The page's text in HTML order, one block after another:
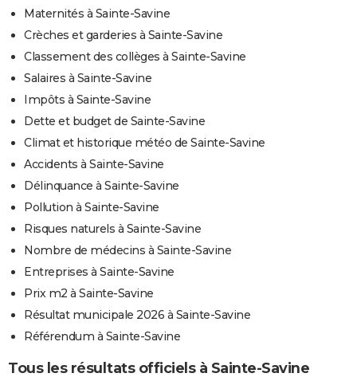
Maternités à Sainte-Savine
Crèches et garderies à Sainte-Savine
Classement des collèges à Sainte-Savine
Salaires à Sainte-Savine
Impôts à Sainte-Savine
Dette et budget de Sainte-Savine
Climat et historique météo de Sainte-Savine
Accidents à Sainte-Savine
Délinquance à Sainte-Savine
Pollution à Sainte-Savine
Risques naturels à Sainte-Savine
Nombre de médecins à Sainte-Savine
Entreprises à Sainte-Savine
Prix m2 à Sainte-Savine
Résultat municipale 2026 à Sainte-Savine
Référendum à Sainte-Savine
Tous les résultats officiels à Sainte-Savine